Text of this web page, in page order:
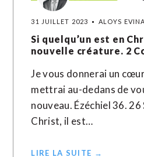
31 JUILLET 2023 ALOYS EVINA
Si quelqu’un est en
nouvelle créature. 2
Je vous donnerai un
mettrai au-dedans de
nouveau. Ézéchiel 36. 26
Christ, il est…
LIRE LA SUITE →